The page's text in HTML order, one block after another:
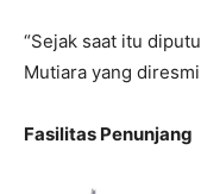
“Sejak saat itu
Mutiara yang
Fasilitas Penunjang